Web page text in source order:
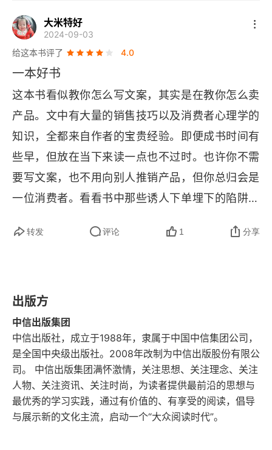
第25章 男士内衣
第27章 一种更刺激的方式
第28章 胡扯的魔力
第29章 宠物飞机
第30章 邮购豪宅
第32章 视觉突破
第34章 消费英雄
第35章 Nautilus拼写销售广告
第四部分 运用你的文案写作技巧
概述
第36章 为不同的媒体写文案
产品或服务的主要销售信息。6．段落标题：将整
个文案分成几部分，使它看起来没那么有压迫感。
7．商标：展示销售该产品的公司的名字。8．价
格：让读者知道购买这个产品或服务需要花多少
钱。价格应该是大字体，否则会淹没在文案中。
9．反馈方式：使用优惠券、免费电话或订购信
息，给读者提供一种对广告的反馈途径，通常放在
接近广告结尾的地方。10．整体设计：通过对其他
元素进行有效的平面设计，呈现出广告的整体面
了半个小时）记下了几篇笔记！如果我能引起你读
学习加油！要是我是一个销售，你就买这本书吗？
以上是自己按照书中的方法写的文案，非常幼稚，
但是很好玩，给点宝贵的建议！
大米特好
2024-09-03
给这本书评了
4.0
一本好书
这本书看似教你怎么写文案，其实是在教你怎么卖
产品。文中有大量的销售技巧以及消费者心理学的
知识，全都来自作者的宝贵经验。即便成书时间有
些早，但放在当下来读一点也不过时。也许你不需
要写文案，也不用向别人推销产品，但你总归会是
一位消费者。看看书中那些诱人下单埋下的陷阱，
夺注意力（用户使用时长）的红海市场记住本书的
第二句，给予别人坐滑梯的阅读畅快感，写的作品
才有可能被人读完。
转发 评论 1 分享
出版方
中信出版集团
中信出版社，成立于1988年，隶属于中国中信集团公司，
是全国中央级出版社。2008年改制为中信出版股份有限公
司。 中信出版集团满怀激情，关注思想、关注理念、关注
人物、关注资讯、关注时尚，为读者提供最前沿的思想与
最优秀的学习实践，通过有价值的、有享受的阅读，倡导
与展示新的文化主流，启动一个“大众阅读时代”。